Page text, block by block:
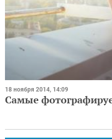
18 ноября 2014, 14:09
Самые